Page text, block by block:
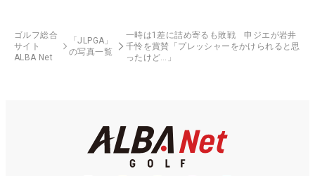
ゴルフ総合
サイト
ALBA Net
「JLPGA」
の写真一覧
一時は1差に詰め寄るも敗戦 申ジエが岩井
千怜を賞賛「プレッシャーをかけられると思
ったけど…」